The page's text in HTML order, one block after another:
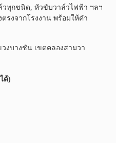
วทุกชนิด, หัวขับวาล์วไฟฟ้า ฯลฯ
รงจากโรงงาน พร้อมให้คำ
งบางชัน เขตคลองสามวา
ด้)